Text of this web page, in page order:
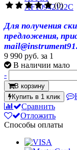
(0)
Для получения
предложения,
9 990 руб. за 1
В наличии мало
-
В корзину
Купить в 1 клик
Сравнить
Отложить
Способы оплаты